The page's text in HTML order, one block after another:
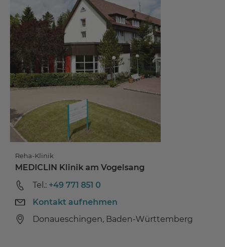
Reha-Klinik
MEDICLIN Klinik am Vogelsang
Tel.: +49 771 851 0
Kontakt aufnehmen
Donaueschingen, Baden-Württemberg